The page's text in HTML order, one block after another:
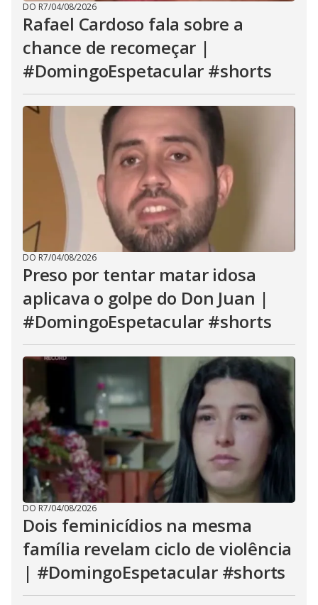
DO R7/04/08/2026
Rafael Cardoso fala sobre a
chance de recomeçar |
#DomingoEspetacular #shorts
DO R7/04/08/2026
Preso por tentar matar idosa
aplicava o golpe do Don Juan |
#DomingoEspetacular #shorts
DO R7/04/08/2026
Dois feminicídios na mesma
família revelam ciclo de violência
| #DomingoEspetacular #shorts